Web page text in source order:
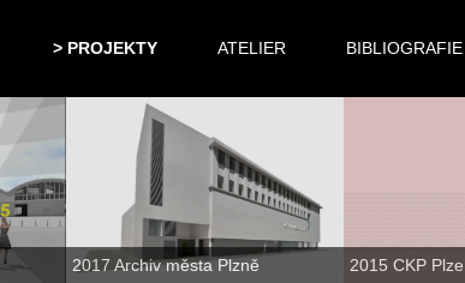
PROJEKTY ATELIER BIBLIOGRAFIE
2017 Archiv města Plzně 2015 CKP